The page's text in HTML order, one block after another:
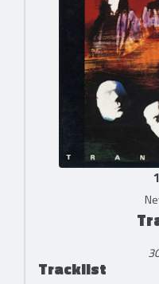
Tracklist